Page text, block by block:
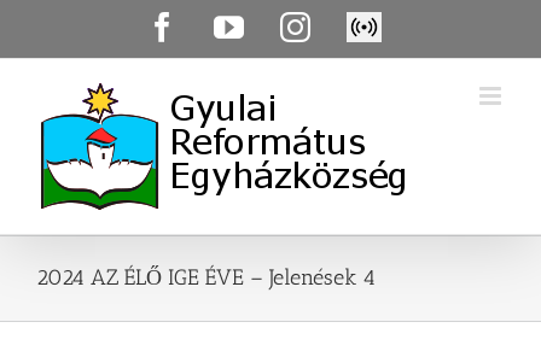
FacebookYouTubeInstagram
Élő
közvetítés
2024 AZ ÉLŐ IGE ÉVE – Jelenések 4